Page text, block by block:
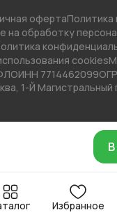
офертаПолитика
на обработку
cookies
ИНН 7714462099
1-Й Магистральный
Избранное